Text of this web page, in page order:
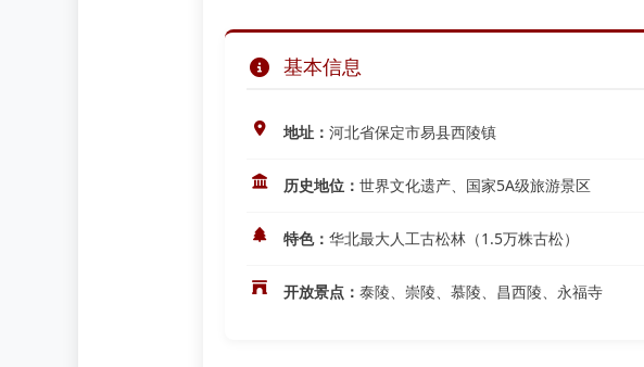
基本信息
地址： 河北省保定市易县西陵镇
历史地位： 世界文化遗产、国家5A级旅游景区
特色： 华北最大人工古松林（1.5万株古松）
开放景点： 泰陵、崇陵、慕陵、昌西陵、永福寺